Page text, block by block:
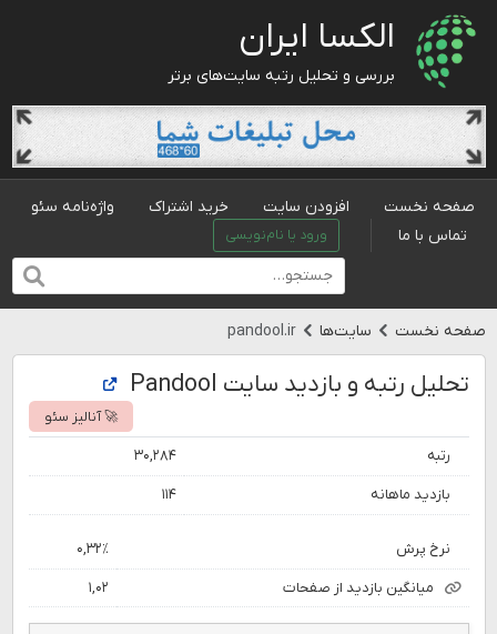
الکسا ایران
بررسی و تحلیل رتبه سایت‌های برتر
صفحه نخست افزودن سایت خرید اشتراک
واژه‌نامه سئو
تماس با ما
ورود یا نام‌نویسی
صفحه نخست سایت‌ها pandool.ir
تحلیل رتبه و بازدید سایت Pandool
🚀 آنالیز سئو
رتبه ۳۰,۲۸۴
بازدید ماهانه ۱۱۴
نرخ پرش ۰,۳۲٪
میانگین بازدید از صفحات ۱,۰۲